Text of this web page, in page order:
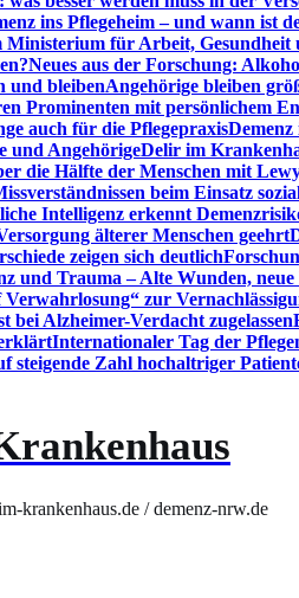
ins Pflegeheim – und wann ist
für Arbeit, Gesundheit
Neues aus der Forschung:
und bleibenAngehörige bleiben
Prominenten mit persönlichem
auch für die Pflegepraxis
und AngehörigeDelir im
die Hälfte der Menschen mit
beim Einsatz
Intelligenz erkennt
älterer Menschen geehrt
zeigen sich deutlich
und Trauma – Alte Wunden,
Verwahrlosung“ zur
bei Alzheimer-Verdacht zugelassen
Internationaler Tag der
steigende Zahl hochaltriger
krankenhaus.de / demenz-nrw.de